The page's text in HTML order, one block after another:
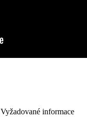
Vyžadované informace